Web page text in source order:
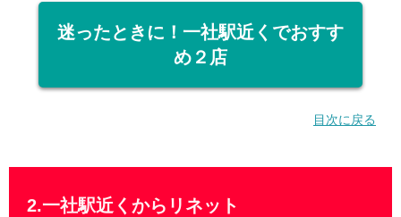
迷ったときに！一社駅近くでおすす
め２店
目次に戻る
2.一社駅近くからリネット